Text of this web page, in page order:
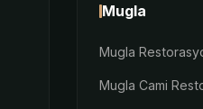
Mugla
Mugla
Mugla Cami